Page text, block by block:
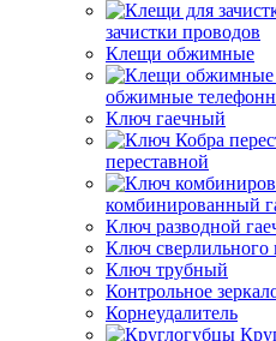
зачистки проводов
Клещи обжимные
обжимные
Ключ гаечный
переставной
комбинированный
Ключ разводной
Ключ сверлильного
Ключ трубный
Контрольное
Корнеудалитель